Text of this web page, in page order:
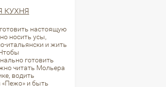
КУХНЯ
настоящую
носить усы,
итальянски и жить
готовить
читать Мольера
водить
«Пежо» и быть